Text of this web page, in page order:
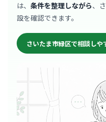
は、 条件を整理しながら、
設を確認できます。
さいたま市緑区で相談しや